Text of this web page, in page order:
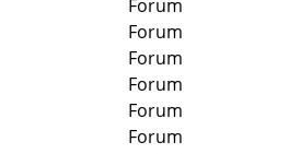
Forum
Forum
Forum
Forum
Forum
Forum